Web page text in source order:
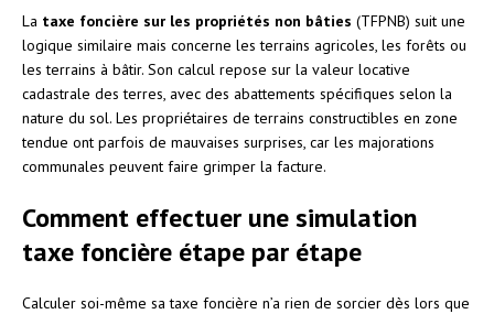
La taxe foncière sur les propriétés non bâties (TFPNB) suit une
logique similaire mais concerne les terrains agricoles, les forêts ou
les terrains à bâtir. Son calcul repose sur la valeur locative
cadastrale des terres, avec des abattements spécifiques selon la
nature du sol. Les propriétaires de terrains constructibles en zone
tendue ont parfois de mauvaises surprises, car les majorations
communales peuvent faire grimper la facture.
Comment effectuer une simulation
taxe foncière étape par étape
Calculer soi-même sa taxe foncière n’a rien de sorcier dès lors que